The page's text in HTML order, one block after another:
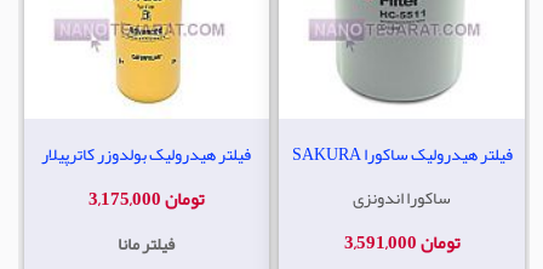
فیلتر هیدرولیک بولدوزر کاترپیلار
3,175,000 تومان
فیلتر مانا
فیلتر هیدرولیک ساکورا SAKURA
ساکورا اندونزی
3,591,000 تومان